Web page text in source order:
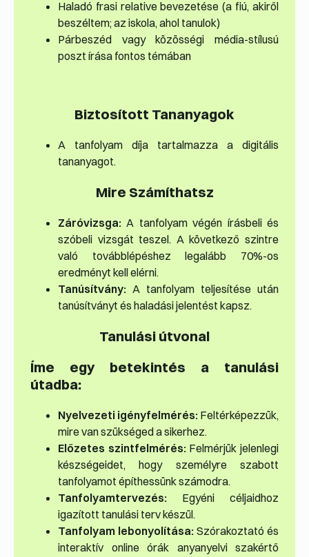
Haladó frasi relative bevezetése (a fiú, akiről
beszéltem; az iskola, ahol tanulok)
Párbeszéd vagy közösségi média-stílusú
poszt írása fontos témában
Biztosított Tananyagok
A tanfolyam díja tartalmazza a digitális
tananyagot.
Mire Számíthatsz
Záróvizsga: A tanfolyam végén írásbeli és
szóbeli vizsgát teszel. A következő szintre
való továbblépéshez legalább 70%-os
eredményt kell elérni.
Tanúsítvány: A tanfolyam teljesítése után
tanúsítványt és haladási jelentést kapsz.
Tanulási útvonal
Íme egy betekintés a tanulási
útadba:
Nyelvezeti igényfelmérés: Feltérképezzük,
mire van szükséged a sikerhez.
Előzetes szintfelmérés:Felmérjük jelenlegi
készségeidet, hogy személyre szabott
tanfolyamot építhessünk számodra.
Tanfolyamtervezés: Egyéni céljaidhoz
igazított tanulási terv készül.
Tanfolyam lebonyolítása: Szórakoztató és
interaktív online órák anyanyelvi szakértő